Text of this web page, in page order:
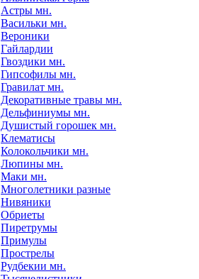
Астры мн.
Васильки мн.
Вероники
Гайлардии
Гвоздики мн.
Гипсофилы мн.
Гравилат мн.
Декоративные травы мн.
Дельфиниумы мн.
Душистый горошек мн.
Клематисы
Колокольчики мн.
Люпины мн.
Маки мн.
Многолетники разные
Нивяники
Обриеты
Пиретрумы
Примулы
Прострелы
Рудбекии мн.